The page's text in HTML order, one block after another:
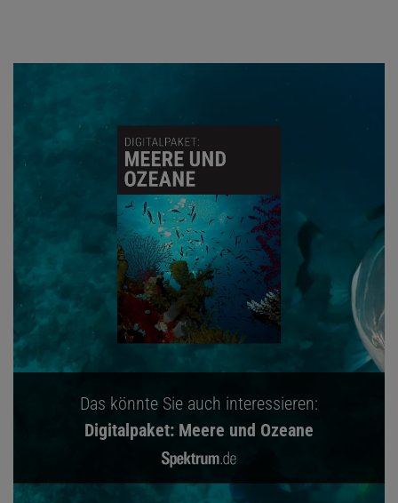
Das könnte Sie auch interessieren:
Digitalpaket: Meere und Ozeane